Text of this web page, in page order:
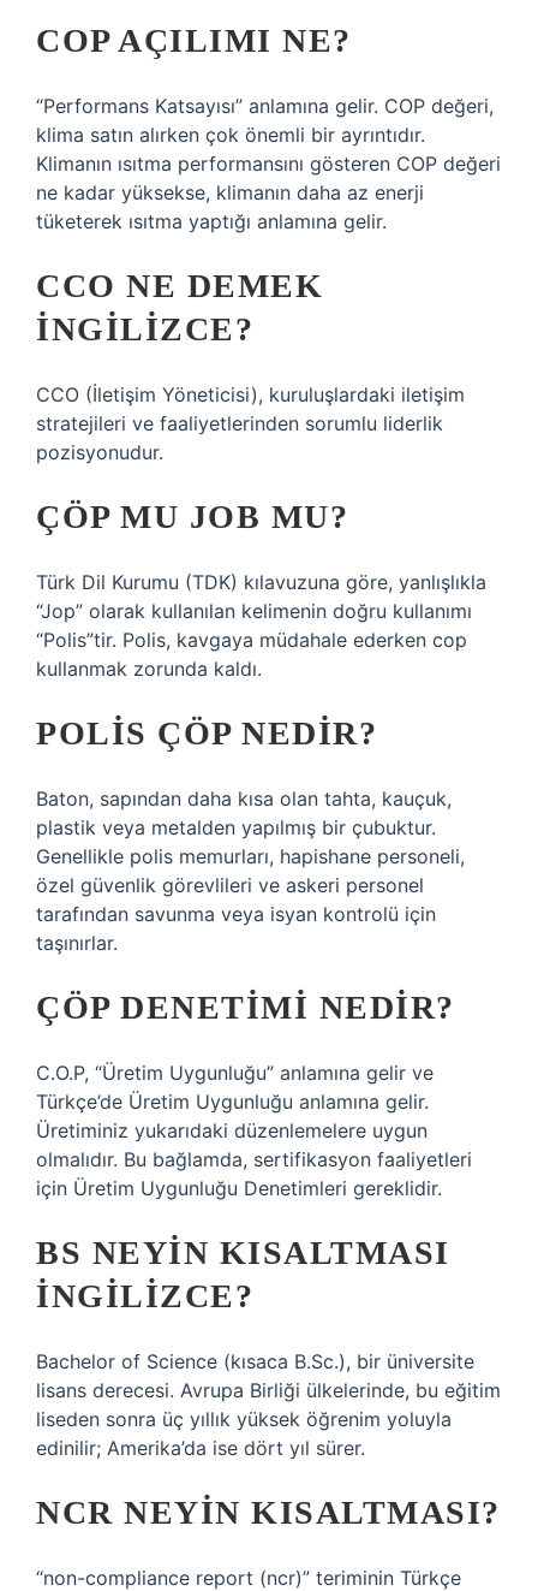
COP AÇILIMI NE?
“Performans Katsayısı” anlamına gelir. COP değeri,
klima satın alırken çok önemli bir ayrıntıdır.
Klimanın ısıtma performansını gösteren COP değeri
ne kadar yüksekse, klimanın daha az enerji
tüketerek ısıtma yaptığı anlamına gelir.
CCO NE DEMEK
INGILIZCE?
CCO (İletişim Yöneticisi), kuruluşlardaki iletişim
stratejileri ve faaliyetlerinden sorumlu liderlik
pozisyonudur.
ÇÖP MU JOB MU?
Türk Dil Kurumu (TDK) kılavuzuna göre, yanlışlıkla
“Jop” olarak kullanılan kelimenin doğru kullanımı
“Polis”tir. Polis, kavgaya müdahale ederken cop
kullanmak zorunda kaldı.
POLIS ÇÖP NEDIR?
Baton, sapından daha kısa olan tahta, kauçuk,
plastik veya metalden yapılmış bir çubuktur.
Genellikle polis memurları, hapishane personeli,
özel güvenlik görevlileri ve askeri personel
tarafından savunma veya isyan kontrolü için
taşınırlar.
ÇÖP DENETIMI NEDIR?
C.O.P, “Üretim Uygunluğu” anlamına gelir ve
Türkçe’de Üretim Uygunluğu anlamına gelir.
Üretiminiz yukarıdaki düzenlemelere uygun
olmalıdır. Bu bağlamda, sertifikasyon faaliyetleri
için Üretim Uygunluğu Denetimleri gereklidir.
BS NEYIN KISALTMASI
İNGILIZCE?
Bachelor of Science (kısaca B.Sc.), bir üniversite
lisans derecesi. Avrupa Birliği ülkelerinde, bu eğitim
liseden sonra üç yıllık yüksek öğrenim yoluyla
edinilir; Amerika’da ise dört yıl sürer.
NCR NEYIN KISALTMASI?
“non-compliance report (ncr)” teriminin Türkçe